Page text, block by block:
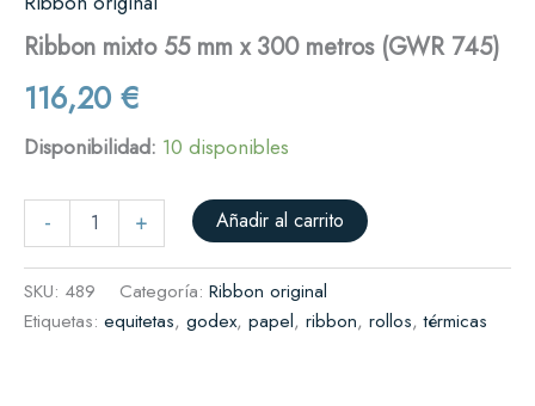
Ribbon mixto 55 mm x 300 metros (GWR 745)
116,20 €
Disponibilidad: 10 disponibles
- + Añadir al carrito
SKU: 489 Categoría: Ribbon original
Etiquetas: equitetas, godex, papel, ribbon, rollos,térmicas